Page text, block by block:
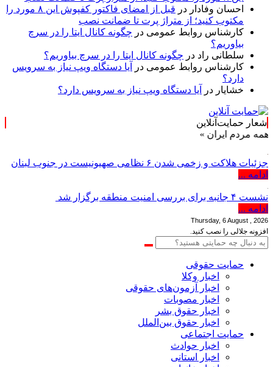
احسان وفادار در
قبل از امضای فاکتور کفپوش این ۸ مورد را
مکتوب کنید؛ از متراژ پرت تا ضمانت نصب
کارشناس روابط عمومی در چگونه کانال ایتا را در سرچ
بیاوریم؟
سلطانی راد در چگونه کانال ایتا را در سرچ بیاوریم؟
کارشناس روابط عمومی در
آیا دستگاه ویپ نیاز به سرویس
دارد؟
خشایار در آیا دستگاه ویپ نیاز به سرویس دارد؟
شعار حمایت‌آنلاین
ایران »
جزئیات هلاکت و زخمی شدن ۶ نظامی صهیونیست در جنوب لبنان
ادامه ...
نشست ۴ جانبه برای بررسی امنیت منطقه برگزار شد
ادامه ...
Thursday, 6 August , 2026
افزونه جلالی را نصب کنید.
حمایت حقوقی
اخبار وکلا
اخبار آزمون‌های حقوقی
اخبار مصوبات
اخبار حقوق بشر
اخبار حقوق بین‌الملل
حمایت اجتماعی
اخبار حوادث
اخبار استانی